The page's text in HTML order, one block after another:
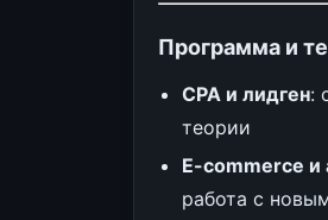
Программа и
CPA и лидген:
теории
E-commerce и
работа с